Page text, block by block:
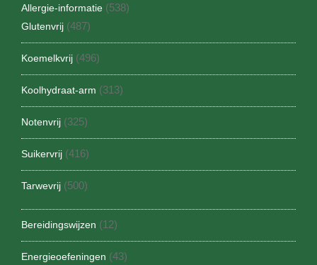
Allergie-informatie (538)
Glutenvrij (487)
Koemelkvrij (496)
Koolhydraat-arm (313)
Notenvrij (325)
Suikervrij (416)
Tarwevrij (500)
Bereidingswijzen (12)
Energieoefeningen (43)